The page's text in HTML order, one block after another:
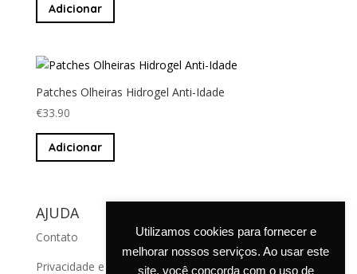
Adicionar
Patches Olheiras Hidrogel Anti-Idade
€33.90
Adicionar
AJUDA
Contato
Privacidade e cookies
Utilizamos cookies para fornecer e
melhorar nossos serviços. Ao usar este
site, você concorda com o uso de